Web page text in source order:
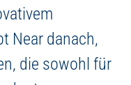
Near danach,
die sowohl für